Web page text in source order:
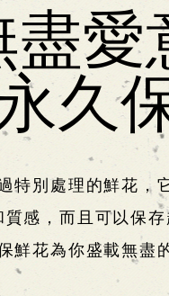
盡愛
久
特別處理的鮮花，
感，而且可以保存
鮮花為你盛載無盡